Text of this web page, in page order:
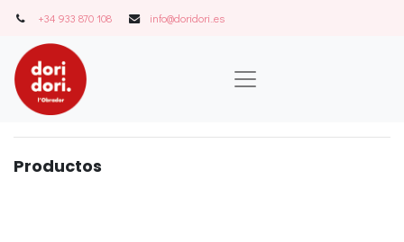
+34 933 870 108 info@doridori..es
Productos